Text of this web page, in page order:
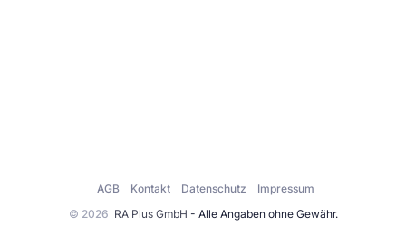
© 2026 RA Plus GmbH - Alle Angaben ohne Gewähr.
AGB Kontakt Datenschutz Impressum